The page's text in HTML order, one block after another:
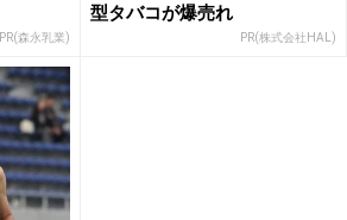
PR(森永乳業)
型タバコが爆売れ
PR(株式会社HAL)